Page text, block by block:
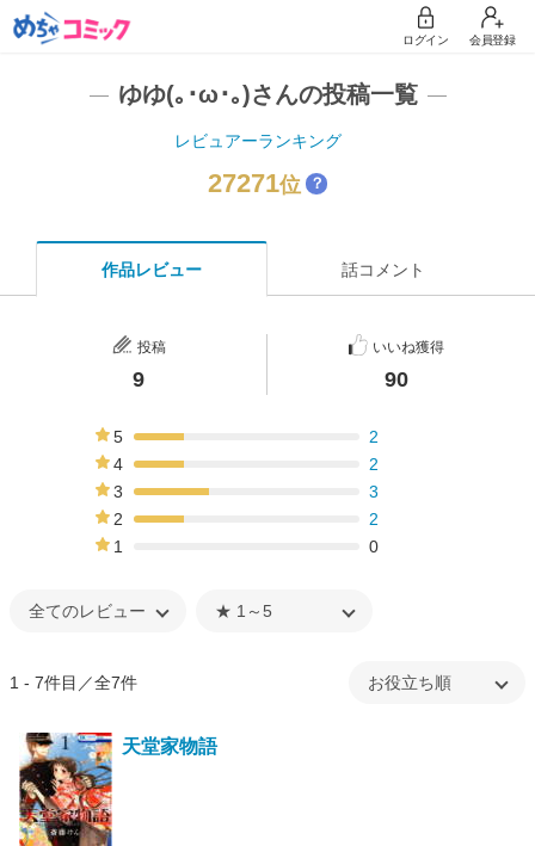
ログイン 会員登録
ゆゆ(｡･ω･｡)さんの投稿一覧
レビュアーランキング
27271位 ？
作品レビュー 話コメント
投稿
9
いいね獲得
90
5
2
4
2
3
3
2
2
1
0
1 - 7件目／全7件
天堂家物語